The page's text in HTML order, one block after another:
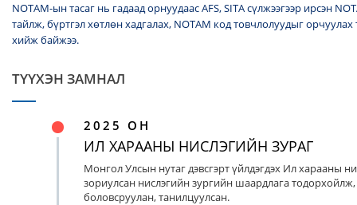
NOTAM-ын тасаг нь гадаад орнуудаас AFS, SITA сүлжээгээр ирсэн
тайлж, бүртгэл хөтлөн хадгалах, NОТАМ код товчлолуудыг
хийж байжээ.
ТҮҮХЭН ЗАМНАЛ
2025 ОН
ИЛ ХАРААНЫ НИСЛЭГИЙН ЗУРАГ
Монгол Улсын нутаг дэвсгэрт үйлдэгдэх Ил харааны
зориулсан нислэгийн зургийн шаардлага тодорхойлж,
боловсруулан, танилцуулсан.